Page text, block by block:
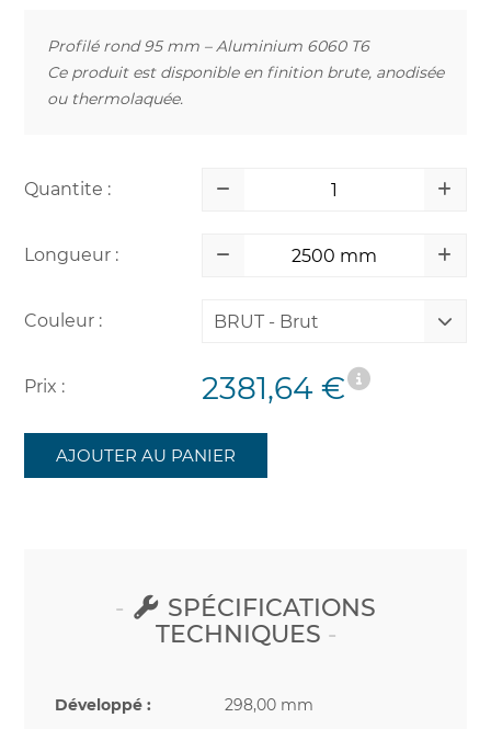
Profilé rond 95 mm – Aluminium 6060 T6
Ce produit est disponible en finition brute, anodisée
ou thermolaquée.
Quantite :
Longueur :
Couleur : BRUT - Brut
Prix : 2381,64 €
AJOUTER AU PANIER
SPÉCIFICATIONS
TECHNIQUES
Développé : 298,00 mm